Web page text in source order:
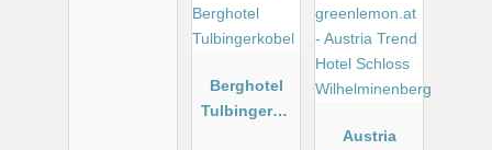
Berghotel
Tulbingerko
Austria